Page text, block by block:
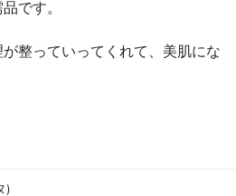
です。
整っていってくれて、美肌にな
)